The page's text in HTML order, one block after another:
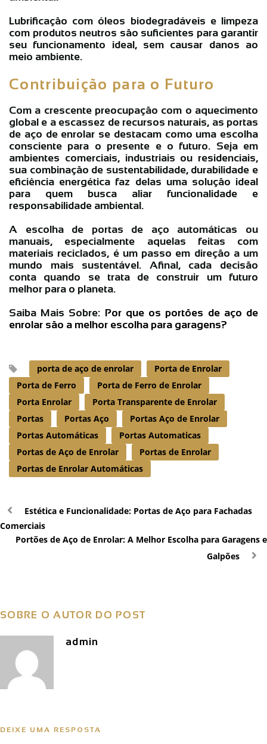
Lubrificação com óleos biodegradáveis e limpeza
com produtos neutros são suficientes para garantir
seu funcionamento ideal, sem causar danos ao
meio ambiente.
Contribuição para o Futuro
Com a crescente preocupação com o aquecimento
global e a escassez de recursos naturais, as portas
de aço de enrolar se destacam como uma escolha
consciente para o presente e o futuro. Seja em
ambientes comerciais, industriais ou residenciais,
sua combinação de sustentabilidade, durabilidade e
eficiência energética faz delas uma solução ideal
para quem busca aliar funcionalidade e
responsabilidade ambiental.
A escolha de portas de aço automáticas ou
manuais, especialmente aquelas feitas com
materiais reciclados, é um passo em direção a um
mundo mais sustentável. Afinal, cada decisão
conta quando se trata de construir um futuro
melhor para o planeta.
Saiba Mais Sobre: Por que os portões de aço de
enrolar são a melhor escolha para garagens?
porta de aço de enrolar
Porta de Enrolar
Porta de Ferro
Porta de Ferro de Enrolar
Porta Enrolar
Porta Transparente de Enrolar
Portas
Portas Aço
Portas Aço de Enrolar
Portas Automáticas
Portas Automaticas
Portas de Aço de Enrolar
Portas de Enrolar
Portas de Enrolar Automáticas
Estética e Funcionalidade: Portas de Aço para Fachadas
Comerciais
Portões de Aço de Enrolar: A Melhor Escolha para Garagens e
Galpões
SOBRE O AUTOR DO POST
admin
DEIXE UMA RESPOSTA